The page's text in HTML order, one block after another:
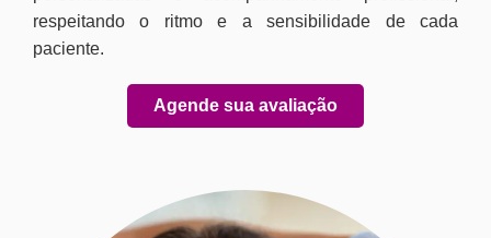
respeitando o ritmo e a sensibilidade de cada
paciente.
Agende sua avaliação